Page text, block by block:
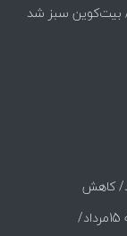
/ بیت‌کوین سبز شد
جمعه ۱۶ مرداد/ کاهش
قیمت طلا، دلار و سکه امروز پنجشنبه 15مرداد/